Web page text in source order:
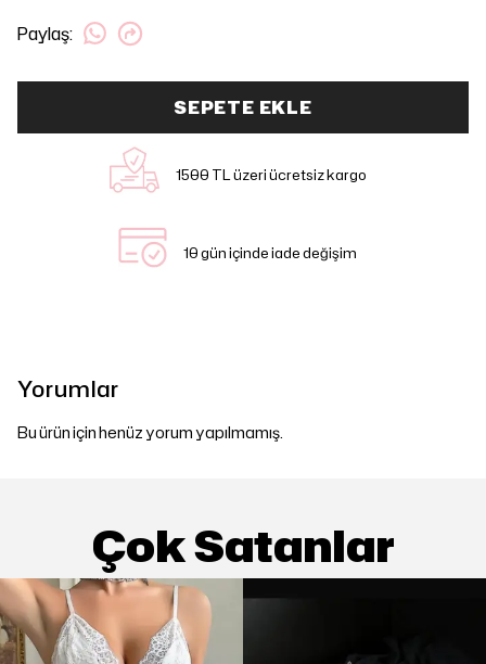
Paylaş:
SEPETE EKLE
1500 TL üzeri ücretsiz kargo
10 gün içinde iade değişim
Yorumlar
Bu ürün için henüz yorum yapılmamış.
Çok Satanlar